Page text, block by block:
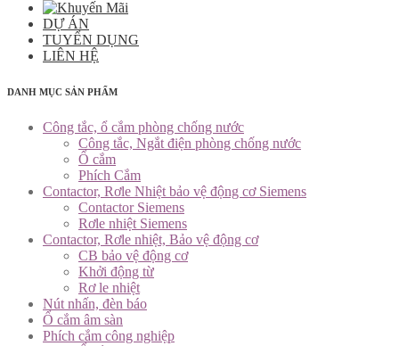
DỰ ÁN
TUYỂN DỤNG
LIÊN HỆ
DANH MỤC SẢN PHẨM
Công tắc, ổ cắm phòng chống nước
Công tắc, Ngắt điện phòng chống nước
Ổ cắm
Phích Cắm
Contactor, Rơle Nhiệt bảo vệ động cơ Siemens
Contactor Siemens
Rơle nhiệt Siemens
Contactor, Rơle nhiệt, Bảo vệ động cơ
CB bảo vệ động cơ
Khởi động từ
Rơ le nhiệt
Nút nhấn, đèn báo
Ổ cắm âm sàn
Phích cắm công nghiệp